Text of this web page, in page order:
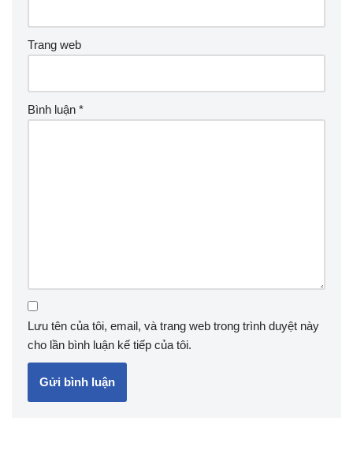
Trang web
Bình luận *
Lưu tên của tôi, email, và trang web trong trình duyệt này
cho lần bình luận kế tiếp của tôi.